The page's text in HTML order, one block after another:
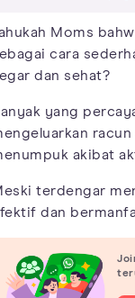
Moms
cara
dan sehat?
yang
akibat
terdengar
dan